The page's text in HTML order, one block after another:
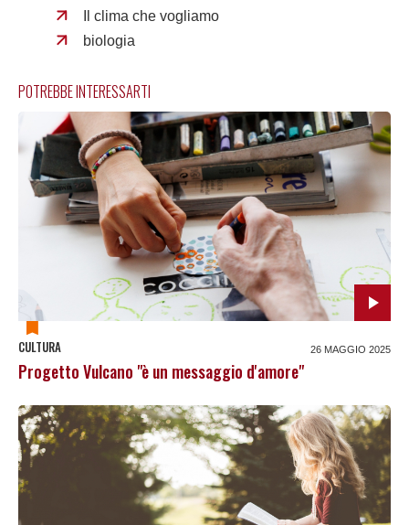
Il clima che vogliamo
biologia
POTREBBE INTERESSARTI
CULTURA 26 MAGGIO 2025
Progetto Vulcano "è un messaggio d'amore"